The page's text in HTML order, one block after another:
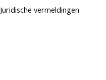
Juridische vermeldingen